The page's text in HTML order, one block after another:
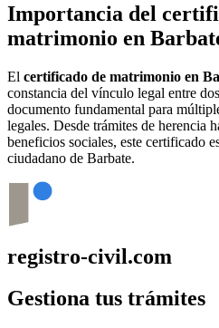
Importancia del
matrimonio en
El certificado de matrimonio en
constancia del vínculo legal entre
documento fundamental para
legales. Desde trámites de herencia
beneficios sociales, este certificado
ciudadano de Barbate.
registro-civil.com
Gestiona tus trámites